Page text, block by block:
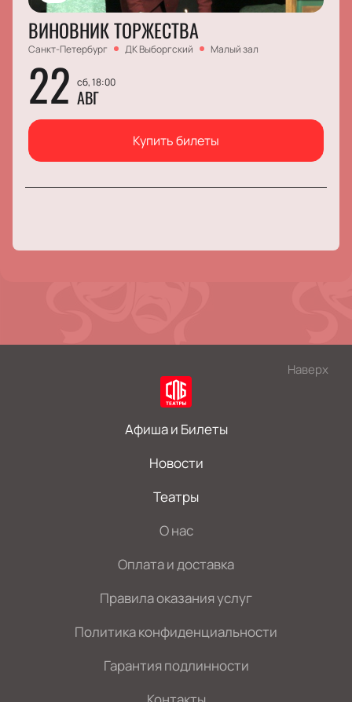
ВИНОВНИК ТОРЖЕСТВА
Санкт-Петербург ДК Выборгский Малый зал
22 сб, 18:00
АВГ
Купить билеты
Наверх
Афиша и Билеты
Новости
Театры
О нас
Оплата и доставка
Правила оказания услуг
Политика конфиденциальности
Гарантия подлинности